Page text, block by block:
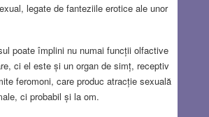
legate de fanteziile erotice ale unor
poate împlini nu numai funcții olfactive
ci el este și un organ de simț, receptiv
feromoni, care produc atracție sexuală
ci probabil și la om.